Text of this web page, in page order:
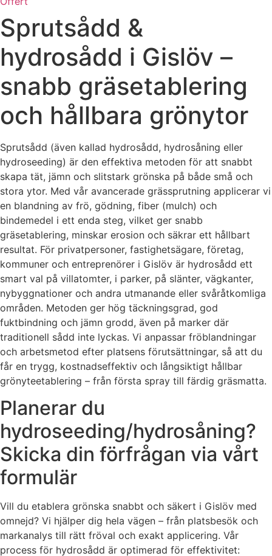
Sprutsådd &
hydrosådd i Gislöv –
snabb gräsetablering
och hållbara grönytor
Sprutsådd (även kallad hydrosådd, hydrosåning eller
hydroseeding) är den effektiva metoden för att snabbt
skapa tät, jämn och slitstark grönska på både små och
stora ytor. Med vår avancerade grässprutning applicerar vi
en blandning av frö, gödning, fiber (mulch) och
bindemedel i ett enda steg, vilket ger snabb
gräsetablering, minskar erosion och säkrar ett hållbart
resultat. För privatpersoner, fastighetsägare, företag,
kommuner och entreprenörer i Gislöv är hydrosådd ett
smart val på villatomter, i parker, på slänter, vägkanter,
nybyggnationer och andra utmanande eller svåråtkomliga
områden. Metoden ger hög täckningsgrad, god
fuktbindning och jämn grodd, även på marker där
traditionell sådd inte lyckas. Vi anpassar fröblandningar
och arbetsmetod efter platsens förutsättningar, så att du
får en trygg, kostnadseffektiv och långsiktigt hållbar
grönyteetablering – från första spray till färdig gräsmatta.
Planerar du
hydroseeding/hydrosåning?
Skicka din förfrågan via vårt
formulär
Vill du etablera grönska snabbt och säkert i Gislöv med
omnejd? Vi hjälper dig hela vägen – från platsbesök och
markanalys till rätt fröval och exakt applicering. Vår
process för hydrosådd är optimerad för effektivitet: